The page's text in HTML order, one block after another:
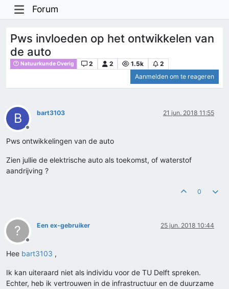
Forum
Pws invloeden op het ontwikkelen van
de auto
Natuurkunde Overig 2 2 1.5k
2
Aanmelden om te reageren
B
Offline
bart3103 21 jun. 2018 11:55
Pws ontwikkelingen van de auto
Zien jullie de elektrische auto als toekomst, of waterstof
aandrijving ?
0
?
Offline
Een ex-gebruiker 25 jun. 2018 10:44
Hee bart3103 ,
Ik kan uiteraard niet als individu voor de TU Delft spreken.
Echter, heb ik vertrouwen in de infrastructuur en de duurzame